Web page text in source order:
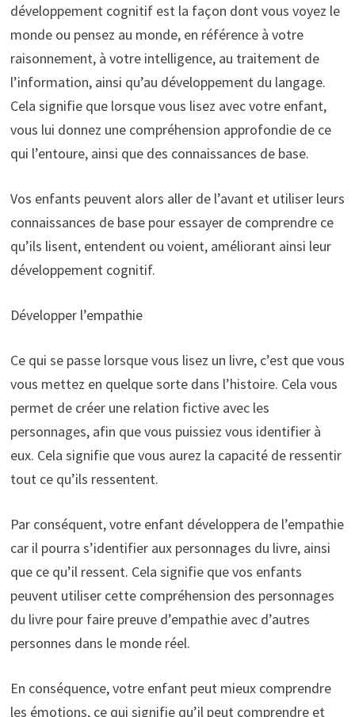
développement cognitif est la façon dont vous voyez le
monde ou pensez au monde, en référence à votre
raisonnement, à votre intelligence, au traitement de
l’information, ainsi qu’au développement du langage.
Cela signifie que lorsque vous lisez avec votre enfant,
vous lui donnez une compréhension approfondie de ce
qui l’entoure, ainsi que des connaissances de base.
Vos enfants peuvent alors aller de l’avant et utiliser leurs
connaissances de base pour essayer de comprendre ce
qu’ils lisent, entendent ou voient, améliorant ainsi leur
développement cognitif.
Développer l’empathie
Ce qui se passe lorsque vous lisez un livre, c’est que vous
vous mettez en quelque sorte dans l’histoire. Cela vous
permet de créer une relation fictive avec les
personnages, afin que vous puissiez vous identifier à
eux. Cela signifie que vous aurez la capacité de ressentir
tout ce qu’ils ressentent.
Par conséquent, votre enfant développera de l’empathie
car il pourra s’identifier aux personnages du livre, ainsi
que ce qu’il ressent. Cela signifie que vos enfants
peuvent utiliser cette compréhension des personnages
du livre pour faire preuve d’empathie avec d’autres
personnes dans le monde réel.
En conséquence, votre enfant peut mieux comprendre
les émotions, ce qui signifie qu’il peut comprendre et